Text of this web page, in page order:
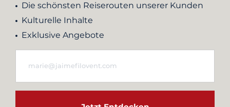
Die schönsten Reiserouten unserer Kunden
Kulturelle Inhalte
Exklusive Angebote